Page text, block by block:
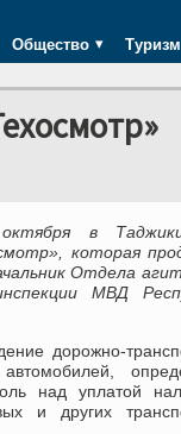
Общество Туризм
в
которая
Отдела
МВД
дорожно-
автомобилей,
над уплатой
и других